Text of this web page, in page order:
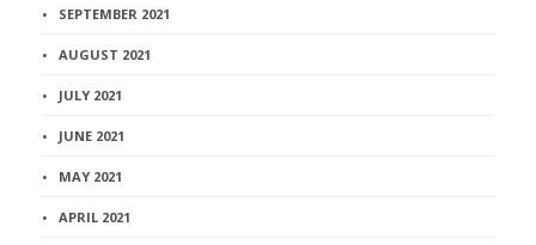
SEPTEMBER 2021
AUGUST 2021
JULY 2021
JUNE 2021
MAY 2021
APRIL 2021